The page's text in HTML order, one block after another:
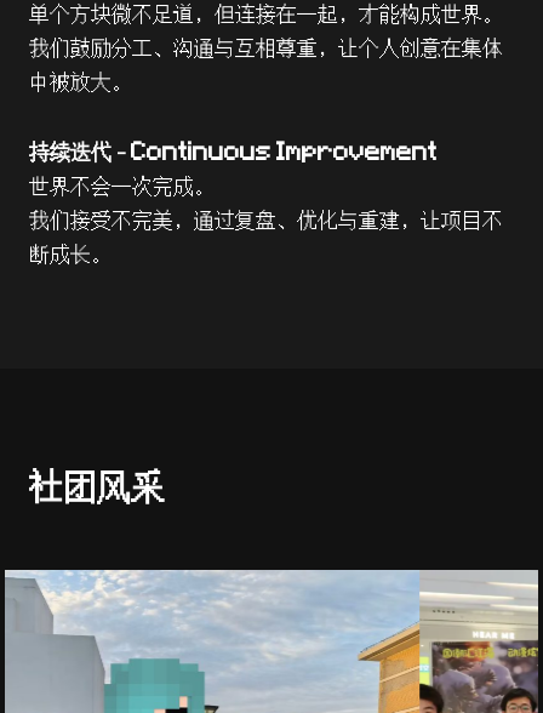
单个方块微不足道，但连接在一起，才能构成世界。
我们鼓励分工、沟通与互相尊重，让个人创意在集体
中被放大。
持续迭代 – Continuous Improvement
世界不会一次完成。
我们接受不完美，通过复盘、优化与重建，让项目不
断成长。
社团风采